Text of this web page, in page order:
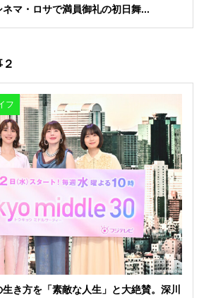
マ・ロサで満員御礼の初日舞...
フ
き方を「素敵な人生」と大絶賛。深川